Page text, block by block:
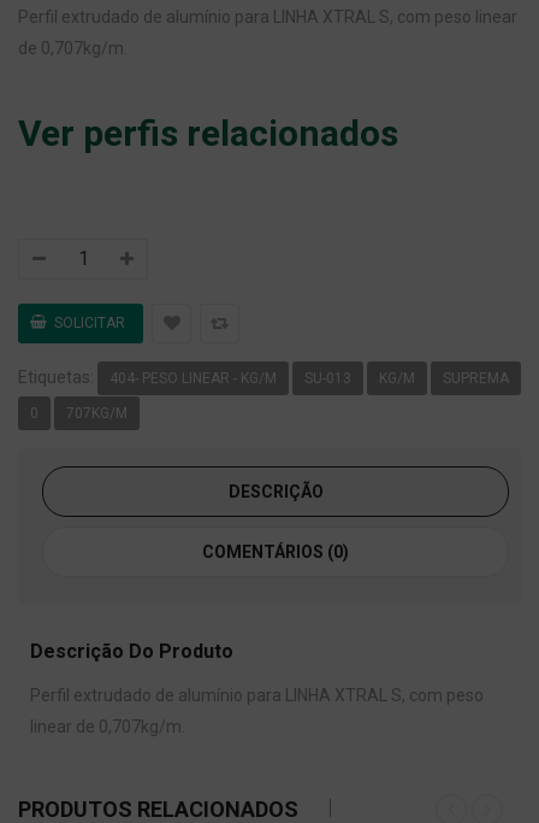
Perfil extrudado de alumínio para LINHA XTRAL S, com peso linear
de 0,707kg/m.
Ver perfis relacionados
Etiquetas: 404- PESO LINEAR - KG/M SU-013 KG/M SUPREMA
0 707KG/M
DESCRIÇÃO
COMENTÁRIOS (0)
Descrição Do Produto
Perfil extrudado de alumínio para LINHA XTRAL S, com peso
linear de 0,707kg/m.
PRODUTOS RELACIONADOS